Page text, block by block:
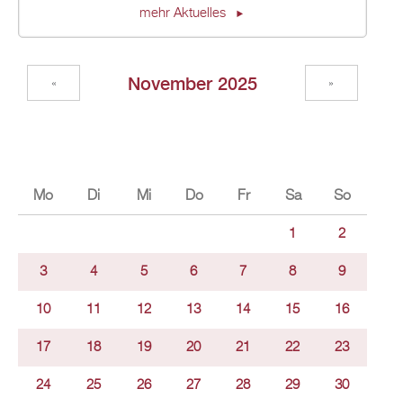
mehr Aktuelles
November 2025
« »
Mo Di Mi Do Fr Sa So
1 2
3 4 5 6 7 8 9
10 11 12 13 14 15 16
17 18 19 20 21 22 23
24 25 26 27 28 29 30